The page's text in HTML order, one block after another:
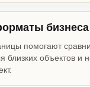
бизнеса
помогают
близких объектов и